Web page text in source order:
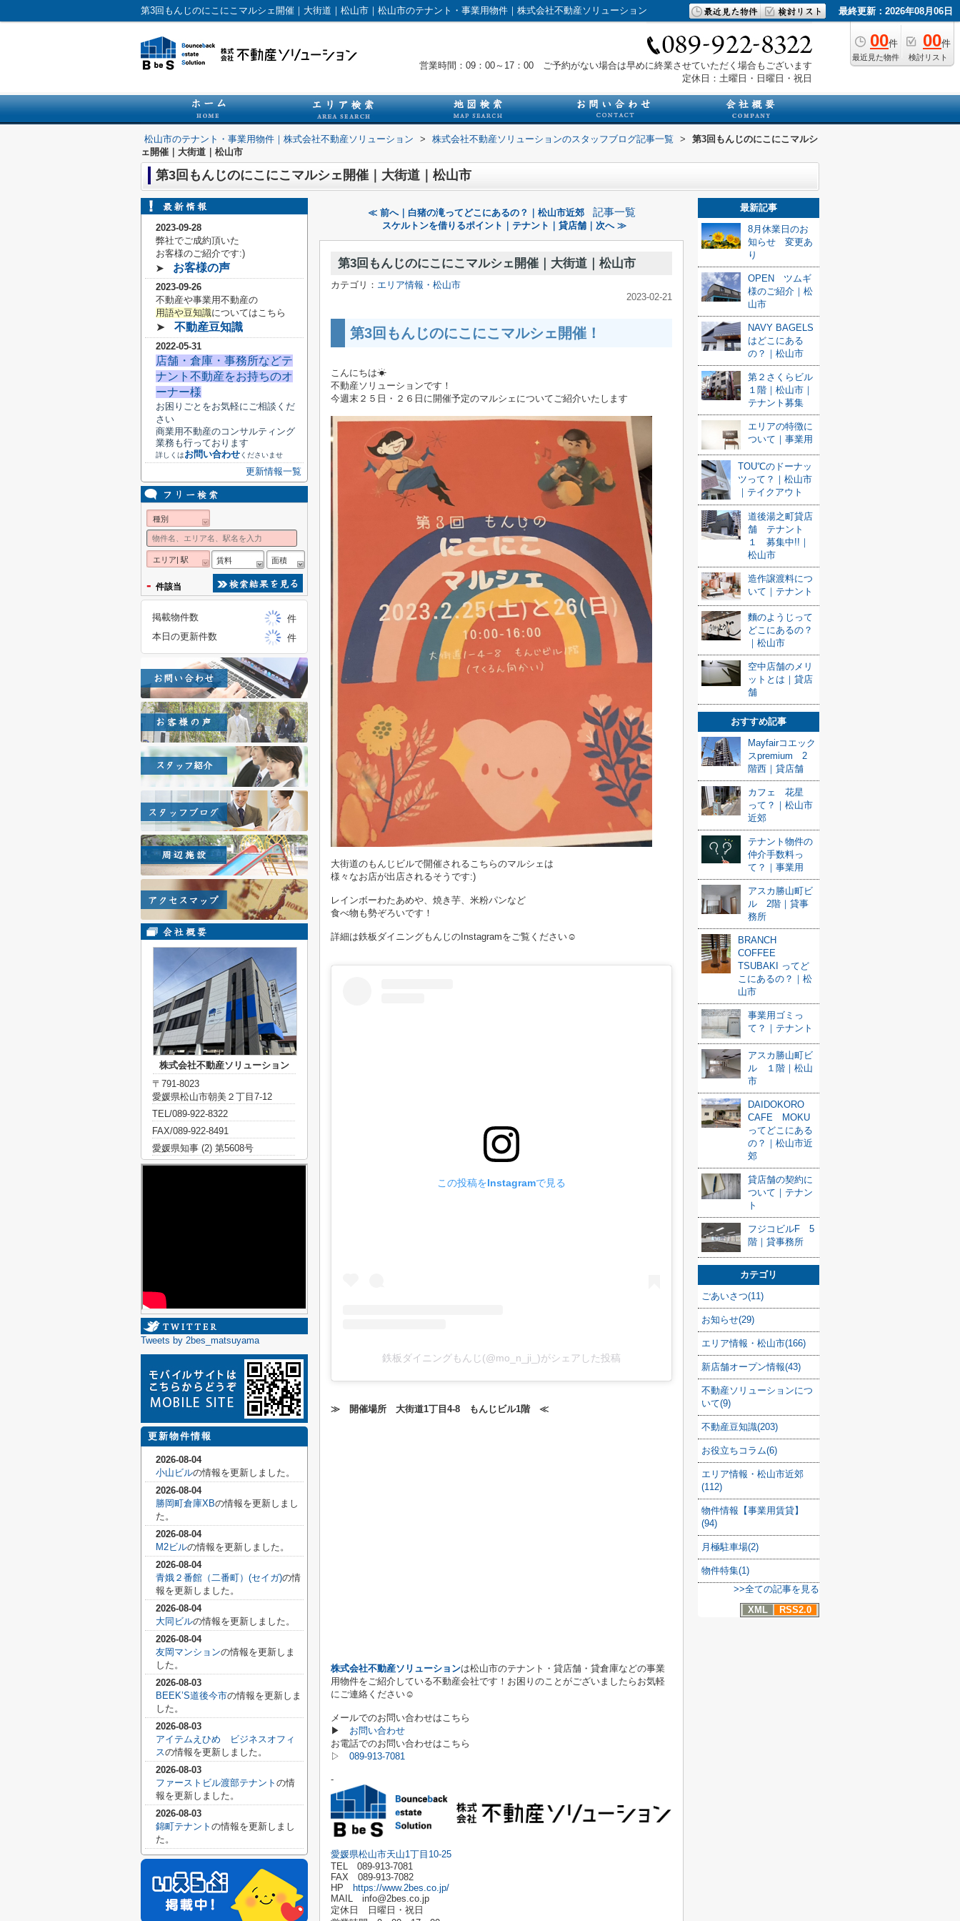
第3回もんじのにこにこマルシェ開催｜大街道｜松山市｜松山市のテナント・事業用物件｜株式会社不動産ソリューション 最終更新：2026年08月06日
00件
最近見た物件
00件
検討リスト
営業時間：09：00～17：00 ご予約がない場合は早めに終業させていただく場合もございます
定休日：土曜日・日曜日・祝日
松山市のテナント・事業用物件｜株式会社不動産ソリューション > 株式会社不動産ソリューションのスタッフブログ記事一覧 >
第3回もんじのにこにこマルシ
ェ開催｜大街道｜松山市
第3回もんじのにこにこマルシェ開催｜大街道｜松山市
≪ 前へ｜白猪の滝ってどこにあるの？｜松山市近郊 記事一覧
スケルトンを借りるポイント｜テナント｜貸店舗｜次へ ≫
第3回もんじのにこにこマルシェ開催｜大街道｜松山市
カテゴリ： エリア情報・松山市
2023-02-21
第3回もんじのにこにこマルシェ開催！
こんにちは☀
不動産ソリューションです！
今週末２５日・２６日に開催予定のマルシェについてご紹介いたします
大街道のもんじビルで開催されるこちらのマルシェは
様々なお店が出店されるそうです:)
レインボーわたあめや、焼き芋、米粉パンなど
食べ物も勢ぞろいです！
詳細は鉄板ダイニングもんじのInstagramをご覧ください☺
この投稿をInstagramで見る
鉄板ダイニングもんじ(@mo_n_ji_)がシェアした投稿
≫ 開催場所 大街道1丁目4-8 もんじビル1階 ≪
株式会社不動産ソリューションは松山市のテナント・貸店舗・貸倉庫などの事業
用物件をご紹介している不動産会社です！お困りのことがございましたらお気軽
にご連絡ください☺
メールでのお問い合わせはこちら
▶ お問い合わせ
お電話でのお問い合わせはこちら
▷ 089-913-7081
-
愛媛県松山市天山1丁目10-25
TEL 089-913-7081
FAX 089-913-7082
HP
https://www.2bes.co.jp/
MAIL info@2bes.co.jp
定休日 日曜日・祝日
最新記事
8月休業日のお
知らせ 変更あ
り
OPEN ツムギ
様のご紹介｜松
山市
NAVY BAGELS
はどこにある
の？｜松山市
第２さくらビル
１階｜松山市｜
テナント募集
エリアの特徴に
ついて｜事業用
TOU℃のドーナッ
ツって？｜松山市
｜テイクアウト
道後湯之町貸店
舗 テナント
１ 募集中!!｜
松山市
造作譲渡料につ
いて｜テナント
麵のようじって
どこにあるの？
｜松山市
空中店舗のメリ
ットとは｜貸店
舗
おすすめ記事
Mayfairコエック
スpremium 2
階西｜貸店舗
カフェ 花星
って？｜松山市
近郊
テナント物件の
仲介手数料っ
て？｜事業用
アスカ勝山町ビ
ル 2階｜貸事
務所
BRANCH
COFFEE
TSUBAKI ってど
こにあるの？｜松
山市
事業用ゴミっ
て？｜テナント
アスカ勝山町ビ
ル １階｜松山
市
DAIDOKORO
CAFE MOKU
ってどこにある
の？｜松山市近
郊
貸店舗の契約に
ついて｜テナン
ト
フジコビルF 5
階｜貸事務所
カテゴリ
ごあいさつ(11)
お知らせ(29)
エリア情報・松山市(166)
新店舗オープン情報(43)
不動産ソリューションにつ
いて(9)
不動産豆知識(203)
お役立ちコラム(6)
エリア情報・松山市近郊
(112)
物件情報【事業用賃貸】
(94)
月極駐車場(2)
物件特集(1)
>>全ての記事を見る
XML
RSS2.0
2023-09-28
弊社でご成約頂いた
お客様のご紹介です:)
➤
お客様の声
2023-09-26
不動産や事業用不動産の
用語や豆知識についてはこちら
➤ 不動産豆知識
2022-05-31
店舗・倉庫・事務所などテ
ナント不動産をお持ちのオ
ーナー様
お困りごとをお気軽にご相談くだ
さい
商業用不動産のコンサルティング
業務も行っております
詳しくはお問い合わせくださいませ
更新情報一覧
種別
エリア| 駅 賃料 面積
- 件該当
掲載物件数
件
本日の更新件数
件
株式会社不動産ソリューション
〒791-8023
愛媛県松山市朝美２丁目7-12
TEL/089-922-8322
FAX/089-922-8491
愛媛県知事 (2) 第5608号
Tweets by 2bes_matsuyama
更新物件情報
2026-08-04
小山ビルの情報を更新しました。
2026-08-04
勝岡町倉庫XBの情報を更新しまし
た。
2026-08-04
M2ビルの情報を更新しました。
2026-08-04
青娥２番館（二番町）(セイガ)の情
報を更新しました。
2026-08-04
大同ビルの情報を更新しました。
2026-08-04
友岡マンションの情報を更新しま
した。
2026-08-03
BEEK’S道後今市の情報を更新しま
した。
2026-08-03
アイテムえひめ ビジネスオフィ
スの情報を更新しました。
2026-08-03
ファーストビル渡部テナント の情
報を更新しました。
2026-08-03
錦町テナント の情報を更新しまし
た。